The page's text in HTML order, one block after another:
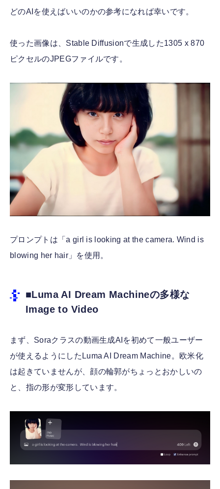
どのAIを使えばいいのかの参考になれば幸いです。
使った画像は、Stable Diffusionで生成した1305 x 870
ピクセルのJPEGファイルです。
プロンプトは「a girl is looking at the camera. Wind is
blowing her hair」を使用。
■Luma AI Dream Machineの多様な
Image to Video
まず、Soraクラスの動画生成AIを初めて一般ユーザー
が使えるようにしたLuma AI Dream Machine。欧米化
は起きていませんが、顔の輪郭がちょっとおかしいの
と、指の形が変形しています。